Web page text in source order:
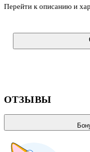
ежедневная жизнь
глубоких и вдумчивых
Перейти к описанию и
ОТЗЫВЫ